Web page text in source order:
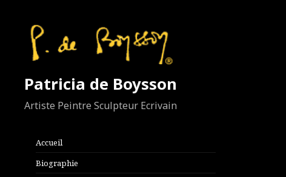
Patricia de Boysson
Artiste Peintre Sculpteur Ecrivain
Accueil
Biographie